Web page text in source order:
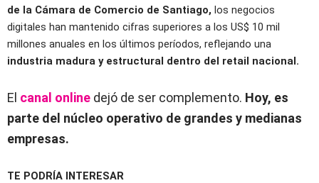
de la Cámara de Comercio de Santiago, los negocios
digitales han mantenido cifras superiores a los US$ 10 mil
millones anuales en los últimos períodos, reflejando una
industria madura y estructural dentro del retail nacional.
El canal online dejó de ser complemento. Hoy, es
parte del núcleo operativo de grandes y medianas
empresas.
TE PODRÍA INTERESAR